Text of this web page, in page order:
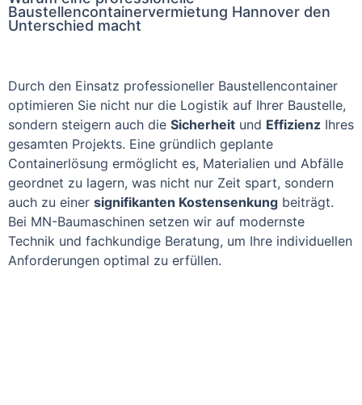
Baustellencontainervermietung Hannover den
Unterschied macht
Durch den Einsatz professioneller Baustellencontainer
optimieren Sie nicht nur die Logistik auf Ihrer Baustelle,
sondern steigern auch die Sicherheit und Effizienz Ihres
gesamten Projekts. Eine gründlich geplante
Containerlösung ermöglicht es, Materialien und Abfälle
geordnet zu lagern, was nicht nur Zeit spart, sondern
auch zu einer signifikanten Kostensenkung beiträgt.
Bei MN-Baumaschinen setzen wir auf modernste
Technik und fachkundige Beratung, um Ihre individuellen
Anforderungen optimal zu erfüllen.